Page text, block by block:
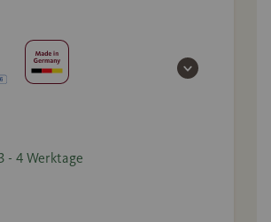
- 4 Werktage